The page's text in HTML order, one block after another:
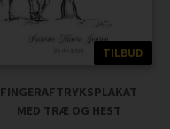
TILBUD
FINGERAFTRYKSPLAKAT
MED TRÆ OG HEST